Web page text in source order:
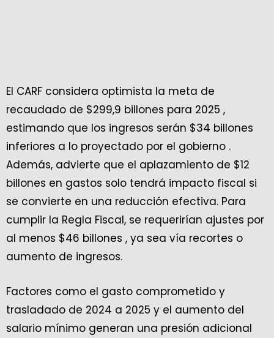
El CARF considera optimista la meta de
recaudado de $299,9 billones para 2025 ,
estimando que los ingresos serán $34 billones
inferiores a lo proyectado por el gobierno .
Además, advierte que el aplazamiento de $12
billones en gastos solo tendrá impacto fiscal si
se convierte en una reducción efectiva. Para
cumplir la Regla Fiscal, se requerirían ajustes por
al menos $46 billones , ya sea vía recortes o
aumento de ingresos.
Factores como el gasto comprometido y
trasladado de 2024 a 2025 y el aumento del
salario mínimo generan una presión adicional